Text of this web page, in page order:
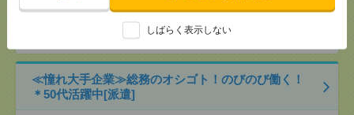
しばらく表示しない
[月収例]30万円～
飯田橋駅から徒歩1分 /九段下駅から徒歩
気になる！
≪憧れ大手企業≫総務のオシゴト！のびのび働く！
＊50代活躍中[派遣]